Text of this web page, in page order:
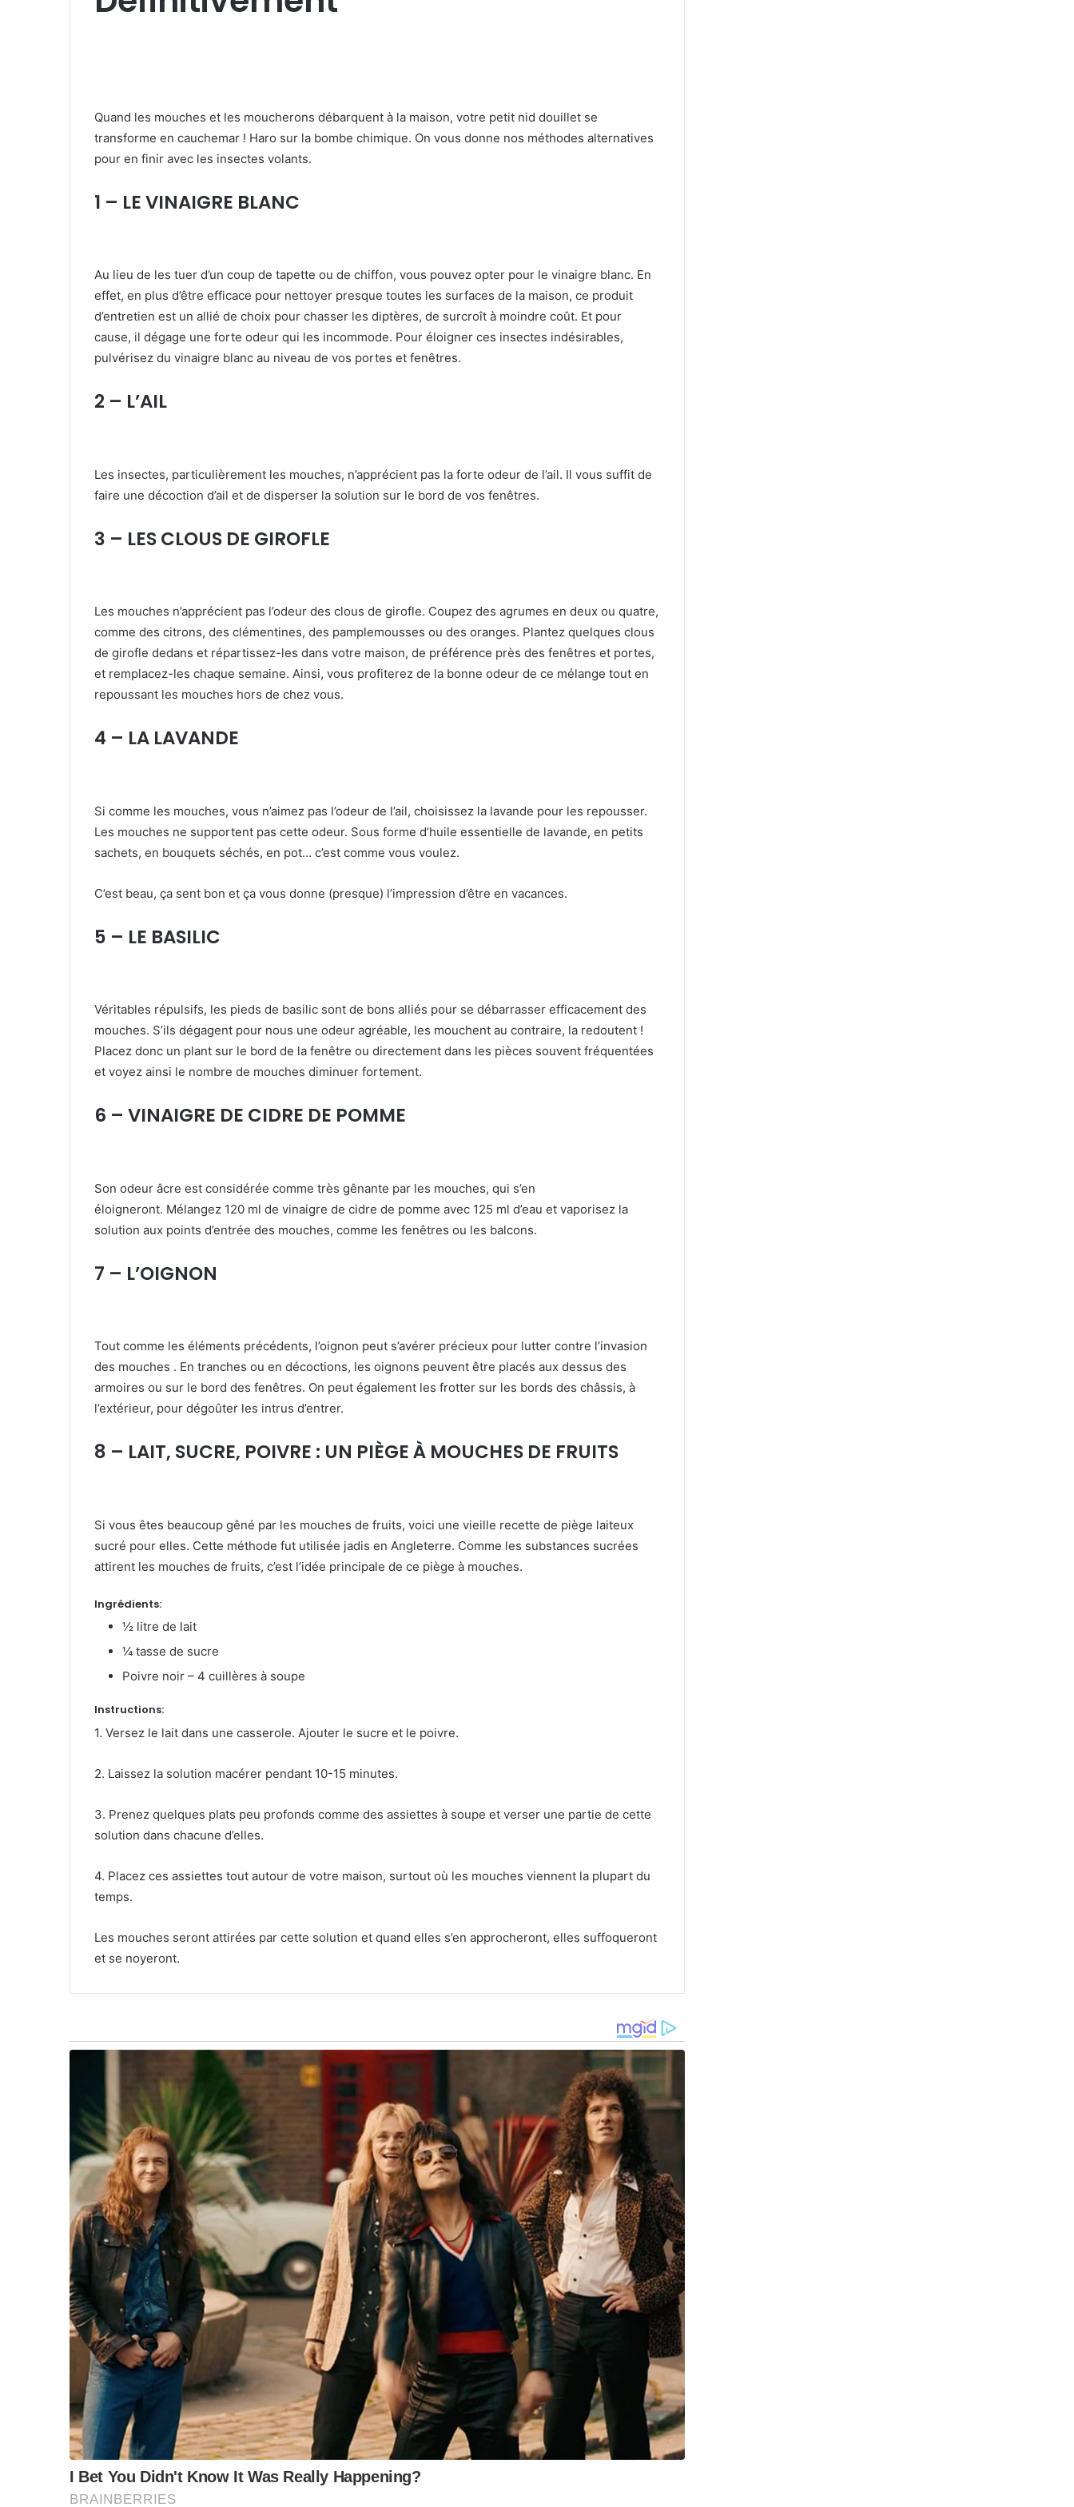
Quand les mouches et les moucherons débarquent à la maison, votre petit nid douillet se
transforme en cauchemar ! Haro sur la bombe chimique. On vous donne nos méthodes alternatives
pour en finir avec les insectes volants.
1 – LE VINAIGRE BLANC
Au lieu de les tuer d’un coup de tapette ou de chiffon, vous pouvez opter pour le vinaigre blanc. En
effet, en plus d’être efficace pour nettoyer presque toutes les surfaces de la maison, ce produit
d’entretien est un allié de choix pour chasser les diptères, de surcroît à moindre coût. Et pour
cause, il dégage une forte odeur qui les incommode. Pour éloigner ces insectes indésirables,
pulvérisez du vinaigre blanc au niveau de vos portes et fenêtres.
2 – L’AIL
Les insectes, particulièrement les mouches, n’apprécient pas la forte odeur de l’ail. Il vous suffit de
faire une décoction d’ail et de disperser la solution sur le bord de vos fenêtres.
3 – LES CLOUS DE GIROFLE
Les mouches n’apprécient pas l’odeur des clous de girofle. Coupez des agrumes en deux ou quatre,
comme des citrons, des clémentines, des pamplemousses ou des oranges. Plantez quelques clous
de girofle dedans et répartissez-les dans votre maison, de préférence près des fenêtres et portes,
et remplacez-les chaque semaine. Ainsi, vous profiterez de la bonne odeur de ce mélange tout en
repoussant les mouches hors de chez vous.
4 – LA LAVANDE
Si comme les mouches, vous n’aimez pas l’odeur de l’ail, choisissez la lavande pour les repousser.
Les mouches ne supportent pas cette odeur. Sous forme d’huile essentielle de lavande, en petits
sachets, en bouquets séchés, en pot… c’est comme vous voulez.
C’est beau, ça sent bon et ça vous donne (presque) l’impression d’être en vacances.
5 – LE BASILIC
Véritables répulsifs, les pieds de basilic sont de bons alliés pour se débarrasser efficacement des
mouches. S’ils dégagent pour nous une odeur agréable, les mouchent au contraire, la redoutent !
Placez donc un plant sur le bord de la fenêtre ou directement dans les pièces souvent fréquentées
et voyez ainsi le nombre de mouches diminuer fortement.
6 – VINAIGRE DE CIDRE DE POMME
Son odeur âcre est considérée comme très gênante par les mouches, qui s’en
éloigneront. Mélangez 120 ml de vinaigre de cidre de pomme avec 125 ml d’eau et vaporisez la
solution aux points d’entrée des mouches, comme les fenêtres ou les balcons.
7 – L’OIGNON
Tout comme les éléments précédents, l’oignon peut s’avérer précieux pour lutter contre l’invasion
des mouches . En tranches ou en décoctions, les oignons peuvent être placés aux dessus des
armoires ou sur le bord des fenêtres. On peut également les frotter sur les bords des châssis, à
l’extérieur, pour dégoûter les intrus d’entrer.
8 – LAIT, SUCRE, POIVRE : UN PIÈGE À MOUCHES DE FRUITS
Si vous êtes beaucoup gêné par les mouches de fruits, voici une vieille recette de piège laiteux
sucré pour elles. Cette méthode fut utilisée jadis en Angleterre. Comme les substances sucrées
attirent les mouches de fruits, c’est l’idée principale de ce piège à mouches.
Ingrédients:
½ litre de lait
¼ tasse de sucre
Poivre noir – 4 cuillères à soupe
Instructions:
1. Versez le lait dans une casserole. Ajouter le sucre et le poivre.
2. Laissez la solution macérer pendant 10-15 minutes.
3. Prenez quelques plats peu profonds comme des assiettes à soupe et verser une partie de cette
solution dans chacune d’elles.
4. Placez ces assiettes tout autour de votre maison, surtout où les mouches viennent la plupart du
temps.
Les mouches seront attirées par cette solution et quand elles s’en approcheront, elles suffoqueront
et se noyeront.